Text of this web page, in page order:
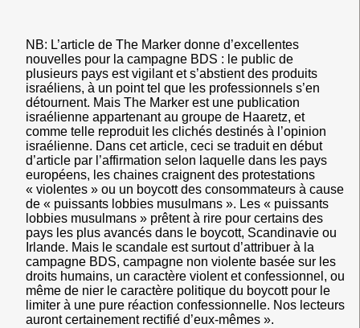
NB: L’article de The Marker donne d’excellentes
nouvelles pour la campagne BDS : le public de
plusieurs pays est vigilant et s’abstient des produits
israéliens, à un point tel que les professionnels s’en
détournent. Mais The Marker est une publication
israélienne appartenant au groupe de Haaretz, et
comme telle reproduit les clichés destinés à l’opinion
israélienne. Dans cet article, ceci se traduit en début
d’article par l’affirmation selon laquelle dans les pays
européens, les chaines craignent des protestations
« violentes » ou un boycott des consommateurs à cause
de « puissants lobbies musulmans ». Les « puissants
lobbies musulmans » prêtent à rire pour certains des
pays les plus avancés dans le boycott, Scandinavie ou
Irlande. Mais le scandale est surtout d’attribuer à la
campagne BDS, campagne non violente basée sur les
droits humains, un caractère violent et confessionnel, ou
même de nier le caractère politique du boycott pour le
limiter à une pure réaction confessionnelle. Nos lecteurs
auront certainement rectifié d’eux-mêmes ».